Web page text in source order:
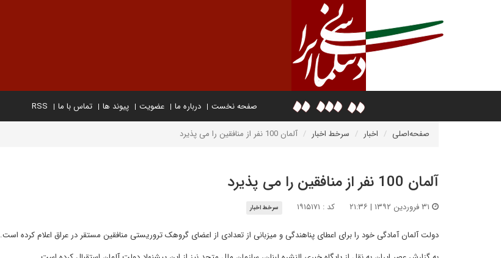
صفحه نخست درباره ما عضویت پیوند ها تماس با ما RSS
صفحه‌اصلی اخبار سرخط اخبار آلمان 100 نفر از منافقین را می پذیرد
آلمان 100 نفر از منافقین را می پذیرد
کد : ۱۹۱۵۱۷۱ سرخط اخبار
دولت آلمان آمادگی خود را برای اعطای پناهندگی و میزبانی از تعدادی از اعضای گروهک تروریستی منافقین مستقر در عراق اعلام کرده است.